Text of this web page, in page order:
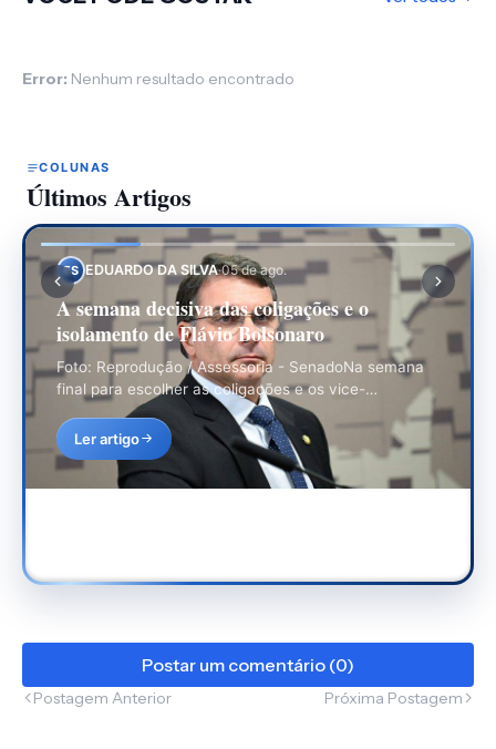
Error: Nenhum resultado encontrado
COLUNAS
Últimos Artigos
ES EDUARDO DA SILVA·30 de jul.
O Jogo Eleitoral Começou: As Convenções e
os Desafios da Disputa
Foto: Divulgação / PresidênciaAs convenções
partidárias são consideradas a ante-sala do processo
eleitoral, ou seja, a partir…
Ler artigo
Postar um comentário (0)
Postagem Anterior Próxima Postagem